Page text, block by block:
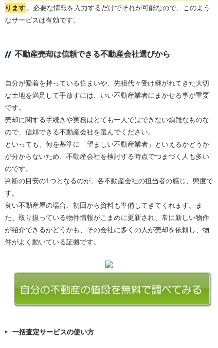
ります 。必要な情報を入力するだけでそれが可能なので、このよう
なサービスは有効です。
不動産売却は信頼できる不動産会社選びから
自分が愛着を持っている住まいや、先祖代々受け継がれてきた大切
な土地を満足して手放すには、いい不動産業者にまかせる事が重要
です。
売却に関する手続きや実務はとても一人ではできない煩雑なものな
ので、信頼できる不動産会社を選んでください。
といっても、何を基準に「望ましい不動産業者」といえるかどうか
が分からないため、不動産会社を検討する時点でつまづく人も多い
のです。
判断の目安の1つとなるのが、各不動産会社の担当者の感じ、態度で
す。
良い不動産屋の場合、初回から資料も準備してきてくれます。ま
た、取り扱っている物件情報がこまめに更新され、常に新しい物件
が紹介できるかどうかも、その会社に多くの人が売却を依頼し、物
件がよく動いている証拠です。
一括査定サービスの使い方